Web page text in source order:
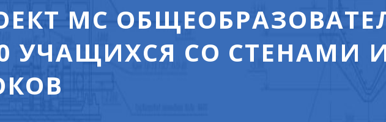
МС
УЧАЩИХСЯ СО СТЕНАМИ